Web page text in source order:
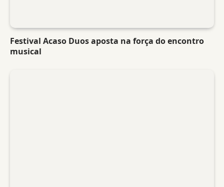
Festival Acaso Duos aposta na força do encontro
musical